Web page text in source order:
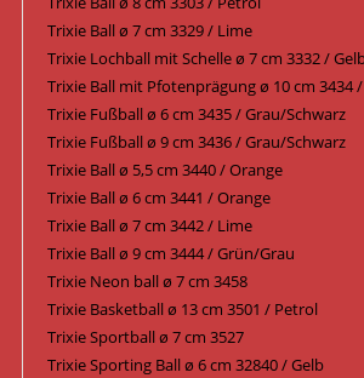
Trixie Ball ø 7 cm 3329 / Lime
Trixie Lochball mit Schelle ø 7 cm 3332 /
Trixie Ball mit Pfotenprägung ø 10 cm 3434
Trixie Fußball ø 6 cm 3435 / Grau/Schwarz
Trixie Fußball ø 9 cm 3436 / Grau/Schwarz
Trixie Ball ø 5,5 cm 3440 / Orange
Trixie Ball ø 6 cm 3441 / Orange
Trixie Ball ø 7 cm 3442 / Lime
Trixie Ball ø 9 cm 3444 / Grün/Grau
Trixie Neon ball ø 7 cm 3458
Trixie Basketball ø 13 cm 3501 / Petrol
Trixie Sportball ø 7 cm 3527
Trixie Sporting Ball ø 6 cm 32840 / Gelb